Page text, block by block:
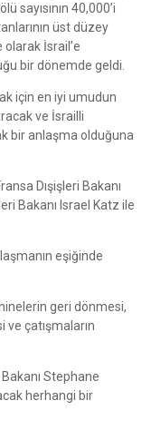
sayısının 40,000’i
üst düzey
İsrail’e
bir dönemde geldi.
için en iyi umudun
ve İsrailli
bir anlaşma olduğuna
Dışişleri Bakanı
Bakanı Israel Katz ile
eşiğinde
geri dönmesi,
ve çatışmaların
Stephane
herhangi bir